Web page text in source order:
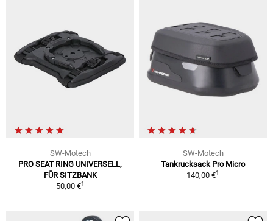
SW-Motech
PRO SEAT RING UNIVERSELL,
FÜR SITZBANK
50,00 €1
SW-Motech
Tankrucksack Pro Micro
140,00 €1